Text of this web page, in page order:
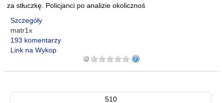
za stłuczkę. Policjanci po analizie okolicznoś
Szczegóły
matr1x
193 komentarzy
Link na Wykop
510